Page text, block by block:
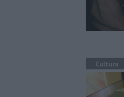
Cultura